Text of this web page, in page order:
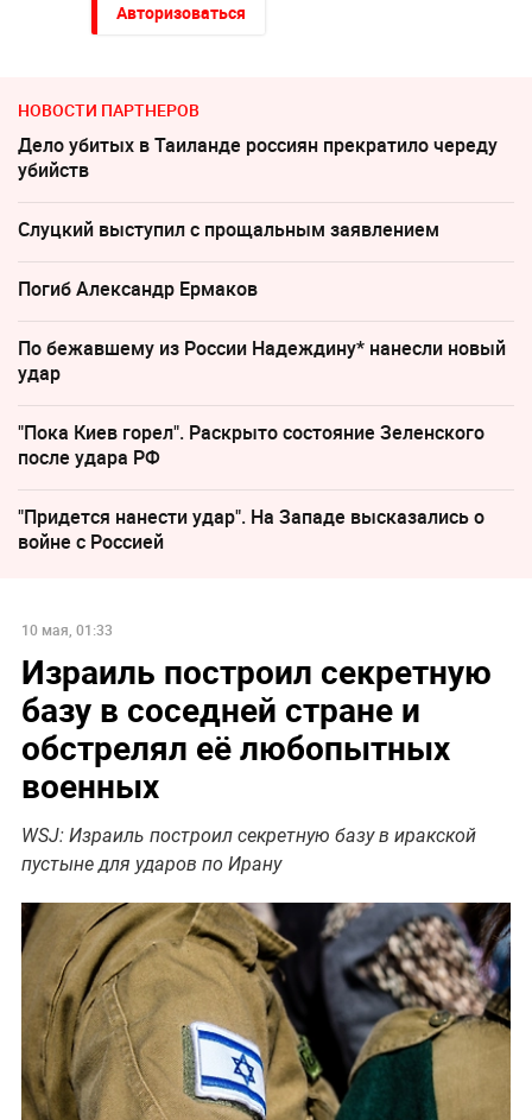
Авторизоваться
НОВОСТИ ПАРТНЕРОВ
Дело убитых в Таиланде россиян прекратило череду
убийств
Слуцкий выступил с прощальным заявлением
Погиб Александр Ермаков
По бежавшему из России Надеждину* нанесли новый
удар
"Пока Киев горел". Раскрыто состояние Зеленского
после удара РФ
"Придется нанести удар". На Западе высказались о
войне с Россией
10 мая, 01:33
Израиль построил секретную
базу в соседней стране и
обстрелял её любопытных
военных
WSJ: Израиль построил секретную базу в иракской
пустыне для ударов по Ирану